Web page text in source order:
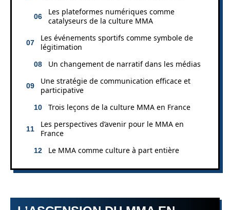
Les plateformes numériques comme
catalyseurs de la culture MMA
Les événements sportifs comme symbole de
légitimation
Un changement de narratif dans les médias
Une stratégie de communication efficace et
participative
Trois leçons de la culture MMA en France
Les perspectives d’avenir pour le MMA en
France
Le MMA comme culture à part entière